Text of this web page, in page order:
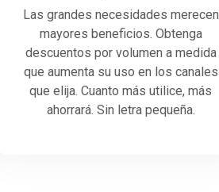
Las grandes necesidades merecen
mayores beneficios. Obtenga
descuentos por volumen a medida
que aumenta su uso en los canales
que elija. Cuanto más utilice, más
ahorrará. Sin letra pequeña.